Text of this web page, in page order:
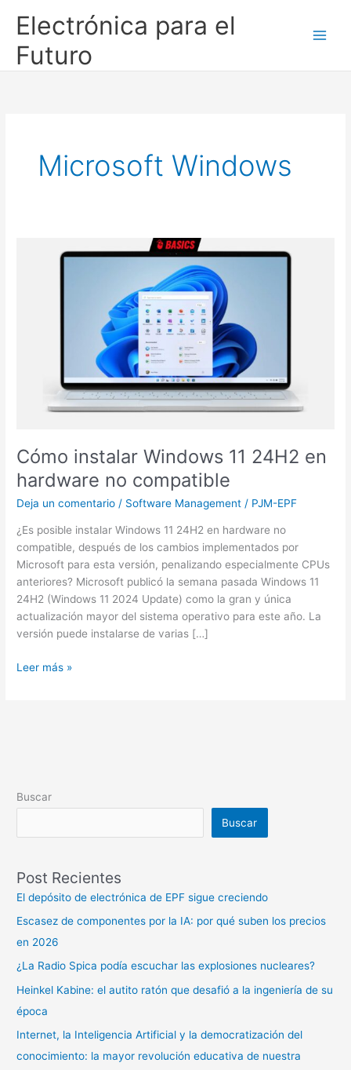
Electrónica para el
Futuro
Microsoft Windows
Cómo instalar Windows 11 24H2 en
hardware no compatible
Deja un comentario / Software Management / PJM-EPF
¿Es posible instalar Windows 11 24H2 en hardware no
compatible, después de los cambios implementados por
Microsoft para esta versión, penalizando especialmente CPUs
anteriores? Microsoft publicó la semana pasada Windows 11
24H2 (Windows 11 2024 Update) como la gran y única
actualización mayor del sistema operativo para este año. La
versión puede instalarse de varias […]
compatible
Leer más »
Buscar
Buscar
Post Recientes
El depósito de electrónica de EPF sigue creciendo
Escasez de componentes por la IA: por qué suben los precios
en 2026
¿La Radio Spica podía escuchar las explosiones nucleares?
Heinkel Kabine: el autito ratón que desafió a la ingeniería de su
época
Internet, la Inteligencia Artificial y la democratización del
conocimiento: la mayor revolución educativa de nuestra